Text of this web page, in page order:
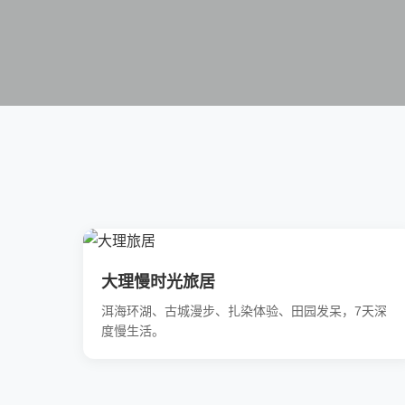
大理慢时光旅居
洱海环湖、古城漫步、扎染体验、田园发呆，7天深
度慢生活。